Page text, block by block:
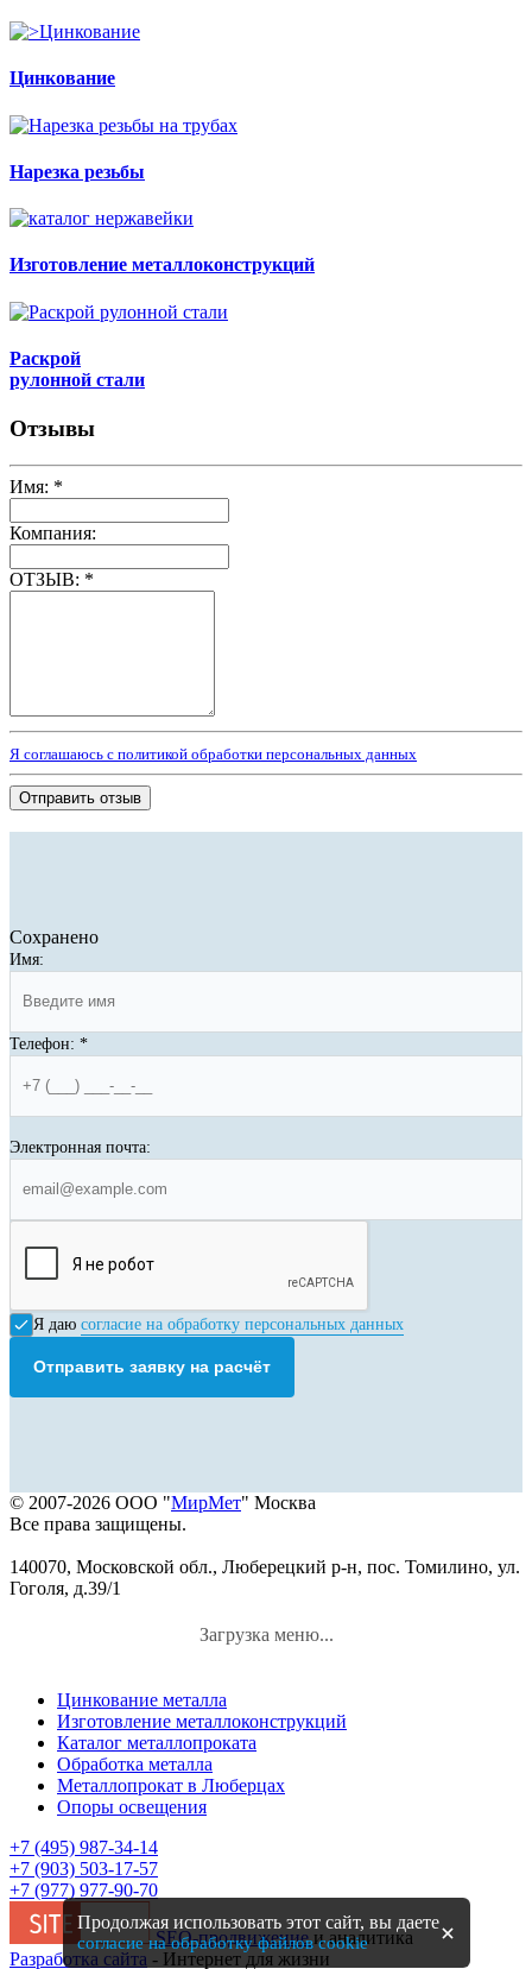
Цинкование
Нарезка резьбы
Изготовление металлоконструкций
Раскрой
рулонной стали
Отзывы
Имя: *
Компания:
ОТЗЫВ: *
Я соглашаюсь с политикой обработки персональных данных
Отправить отзыв
Сохранено
Имя:
Телефон: *
Электронная почта:
Я даю согласие на обработку персональных данных
Отправить заявку на расчёт
© 2007-2026 ООО "МирМет" Москва
Все права защищены.
140070, Московской обл., Люберецкий р-н, пос. Томилино, ул.
Гоголя, д.39/1
Загрузка меню...
Цинкование металла
Изготовление металлоконструкций
Каталог металлопроката
Обработка металла
Металлопрокат в Люберцах
Опоры освещения
+7 (495) 987-34-14
+7 (903) 503-17-57
+7 (977) 977-90-70
SEO-продвижениеи аналитика
Разработка сайта - Интернет для жизни
Продолжая использовать этот сайт, вы даете
согласие на обработку файлов cookie